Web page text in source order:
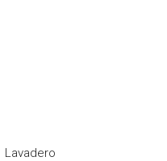
Lavadero